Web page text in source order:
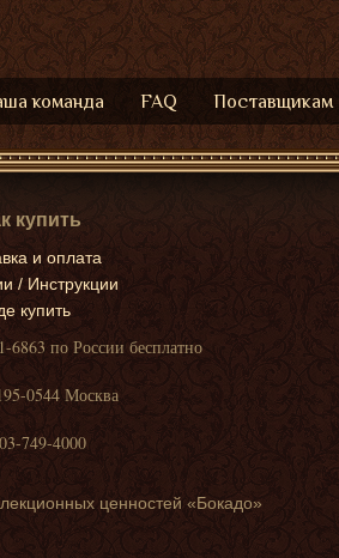
команда FAQ Поставщикам
купить
и оплата
/ Инструкции
купить
6863 по России бесплатно
0544 Москва
749-4000
ценностей «Бокадо»